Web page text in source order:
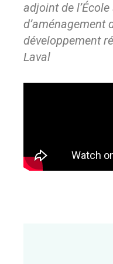
adjoint de
d’aménagement
développement
Laval